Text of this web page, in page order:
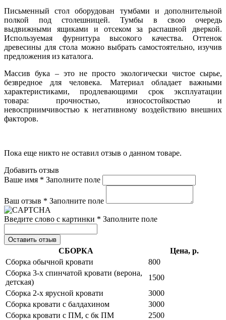
Письменный стол оборудован тумбами и дополнительной
полкой под столешницей. Тумбы в свою очередь
выдвижными ящиками и отсеком за распашной дверкой.
Используемая фурнитура высокого качества. Оттенок
древесины для стола можно выбрать самостоятельно, изучив
предложения из каталога.
Массив бука – это не просто экологически чистое сырье,
безвредное для человека. Материал обладает важными
характеристиками, продлевающими срок эксплуатации
товара: прочностью, износостойкостью и
невосприимчивостью к негативному воздействию внешних
факторов.
Пока еще никто не оставил отзыв о данном товаре.
Добавить отзыв
Ваше имя * Заполните поле
Ваш отзыв * Заполните поле
Введите слово с картинки * Заполните поле
Оставить отзыв
СБОРКА
Цена, р.
Сборка обычной кровати
800
Сборка 3-х спинчатой кровати (верона,
детская)
1500
Сборка 2-х ярусной кровати
3000
Сборка кровати с балдахином
3000
Сборка кровати с ПМ, с бк ПМ
2500